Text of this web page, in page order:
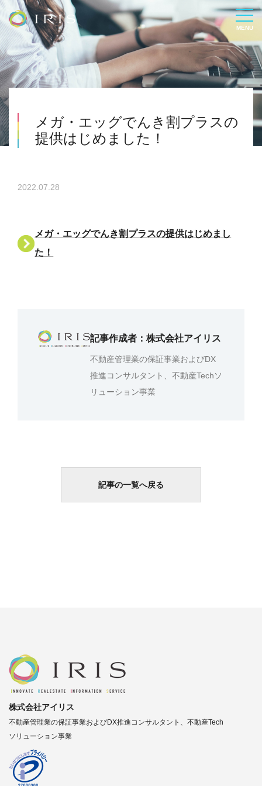
メガ・エッグでんき割プラスの
提供はじめました！
2022.07.28
メガ・エッグでんき割プラスの提供はじめまし
た！
記事作成者：株式会社アイリス
不動産管理業の保証事業およびDX
推進コンサルタント、不動産Techソ
リューション事業
記事の一覧へ戻る
株式会社アイリス
不動産管理業の保証事業およびDX推進コンサルタント、不動産Tech
ソリューション事業